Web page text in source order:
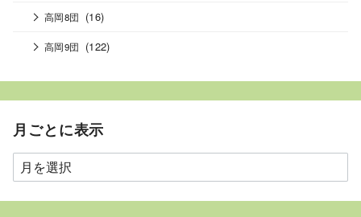
高岡8団 (16)
高岡9団 (122)
月ごとに表示
月
ご
と